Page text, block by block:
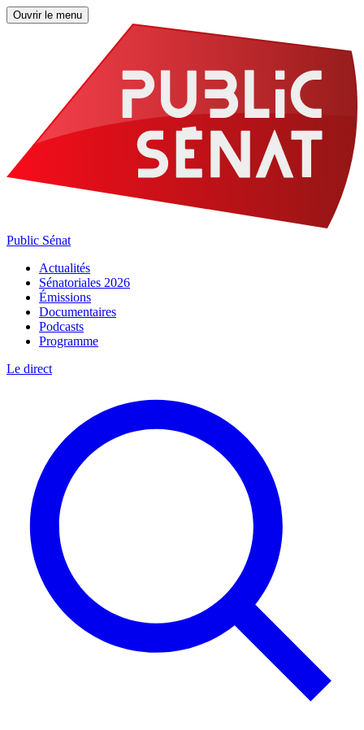
Ouvrir le menu
Public Sénat
Actualités
Sénatoriales 2026
Émissions
Documentaires
Podcasts
Programme
Le direct